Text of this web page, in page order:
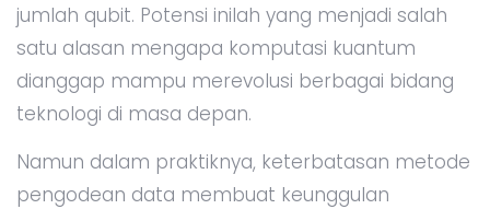
jumlah qubit. Potensi inilah yang menjadi salah
satu alasan mengapa komputasi kuantum
dianggap mampu merevolusi berbagai bidang
teknologi di masa depan.
Namun dalam praktiknya, keterbatasan metode
pengodean data membuat keunggulan